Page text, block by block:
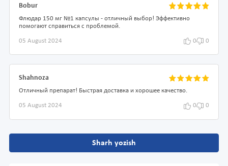
Bobur
Флюдар 150 мг №1 капсулы - отличный выбор! Эффективно
помогают справиться с проблемой.
05 August 2024 0 0
Shahnoza
Отличный препарат! Быстрая доставка и хорошее качество.
05 August 2024 0 0
Sharh yozish